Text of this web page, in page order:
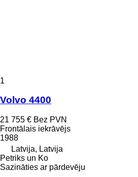
1
Volvo 4400
21 755 € Bez PVN
Frontālais iekrāvējs
1988
Latvija, Latvija
Petriks un Ko
Sazināties ar pārdevēju